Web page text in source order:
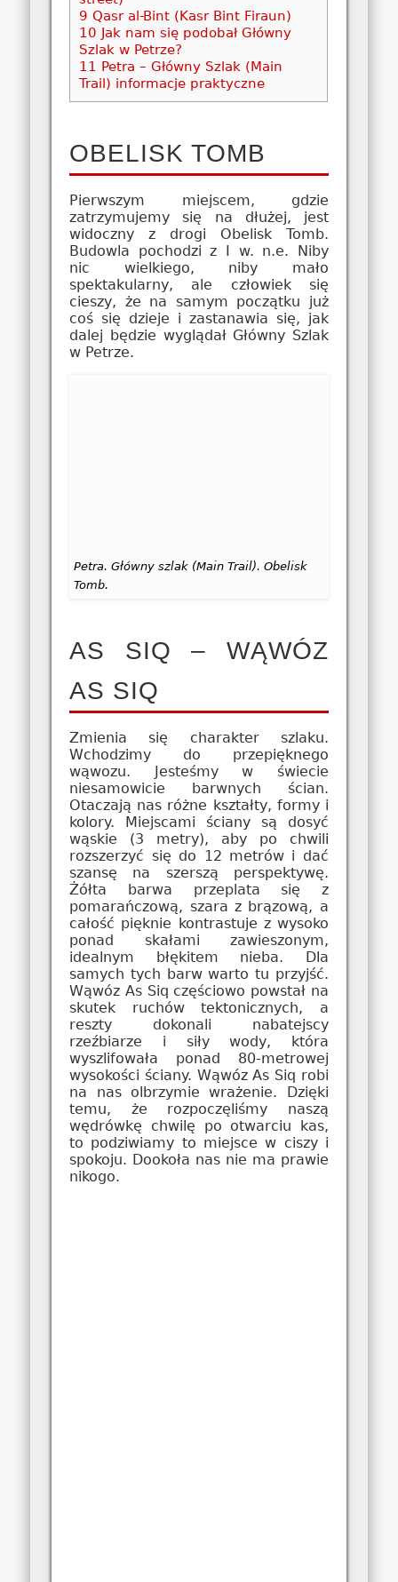
9 Qasr al-Bint (Kasr Bint Firaun)
10 Jak nam się podobał Główny
Szlak w Petrze?
11 Petra – Główny Szlak (Main
Trail) informacje praktyczne
OBELISK TOMB
Pierwszym miejscem, gdzie
zatrzymujemy się na dłużej, jest
widoczny z drogi Obelisk Tomb.
Budowla pochodzi z I w. n.e. Niby
nic wielkiego, niby mało
spektakularny, ale człowiek się
cieszy, że na samym początku już
coś się dzieje i zastanawia się, jak
dalej będzie wyglądał Główny Szlak
w Petrze.
Petra. Główny szlak (Main Trail). Obelisk
Tomb.
AS SIQ – WĄWÓZ
AS SIQ
Zmienia się charakter szlaku.
Wchodzimy do przepięknego
wąwozu. Jesteśmy w świecie
niesamowicie barwnych ścian.
Otaczają nas różne kształty, formy i
kolory. Miejscami ściany są dosyć
wąskie (3 metry), aby po chwili
rozszerzyć się do 12 metrów i dać
szansę na szerszą perspektywę.
Żółta barwa przeplata się z
pomarańczową, szara z brązową, a
całość pięknie kontrastuje z wysoko
ponad skałami zawieszonym,
idealnym błękitem nieba. Dla
samych tych barw warto tu przyjść.
Wąwóz As Siq częściowo powstał na
skutek ruchów tektonicznych, a
reszty dokonali nabatejscy
rzeźbiarze i siły wody, która
wyszlifowała ponad 80-metrowej
wysokości ściany. Wąwóz As Siq robi
na nas olbrzymie wrażenie. Dzięki
temu, że rozpoczęliśmy naszą
wędrówkę chwilę po otwarciu kas,
to podziwiamy to miejsce w ciszy i
spokoju. Dookoła nas nie ma prawie
nikogo.